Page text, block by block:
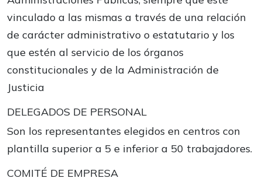
vinculado a las mismas a través de una relación
de carácter administrativo o estatutario y los
que estén al servicio de los órganos
constitucionales y de la Administración de
Justicia
DELEGADOS DE PERSONAL
Son los representantes elegidos en centros con
plantilla superior a 5 e inferior a 50 trabajadores.
COMITÉ DE EMPRESA